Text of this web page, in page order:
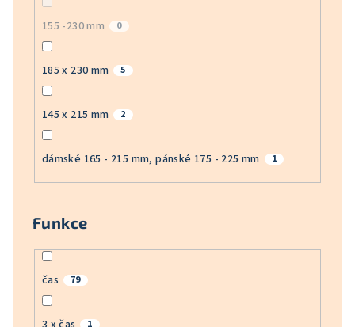
155 -230 mm 0
185 x 230 mm 5
145 x 215 mm 2
dámské 165 - 215 mm, pánské 175 - 225 mm 1
Funkce
čas 79
1